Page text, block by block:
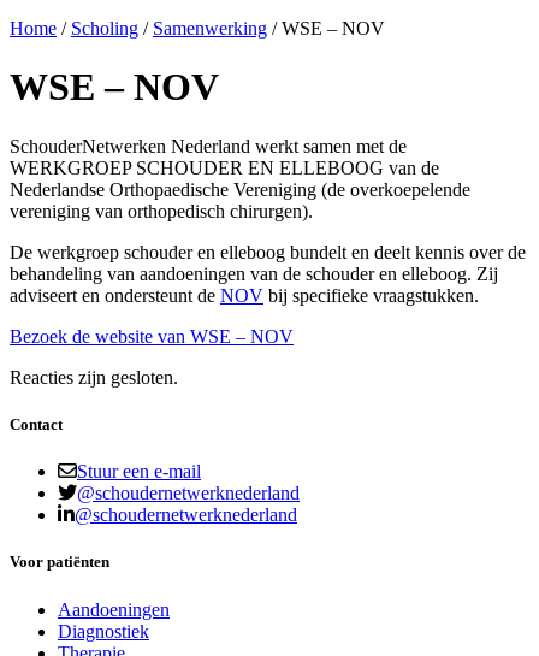
Home / Scholing / Samenwerking /WSE – NOV
WSE – NOV
SchouderNetwerken Nederland werkt samen met de
WERKGROEP SCHOUDER EN ELLEBOOG van de
Nederlandse Orthopaedische Vereniging (de overkoepelende
vereniging van orthopedisch chirurgen).
De werkgroep schouder en elleboog bundelt en deelt kennis over de
behandeling van aandoeningen van de schouder en elleboog. Zij
adviseert en ondersteunt de NOV bij specifieke vraagstukken.
Bezoek de website van WSE – NOV
Reacties zijn gesloten.
Contact
Stuur een e-mail
@schoudernetwerknederland
@schoudernetwerknederland
Voor patiënten
Aandoeningen
Diagnostiek